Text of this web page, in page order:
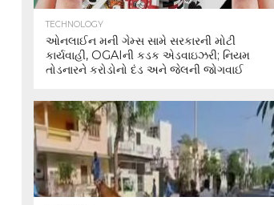
TECHNOLOGY
ઓનલાઈન મની ગેમ્સ સામે સરકારની મોટી
કાર્યવાહી, OGAIની કડક એડવાઇઝરી; નિયમ
તોડનારને કરોડોનો દંડ અને જેલની જોગવાઈ